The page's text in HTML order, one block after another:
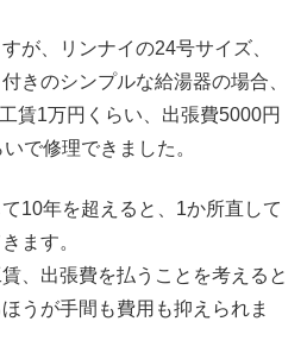
が、リンナイの24号サイズ、
きのシンプルな給湯器の場合、
賃1万円くらい、出張費5000円
で修理できました。
10年を超えると、1か所直して
ます。
、出張費を払うことを考えると
うが手間も費用も抑えられま